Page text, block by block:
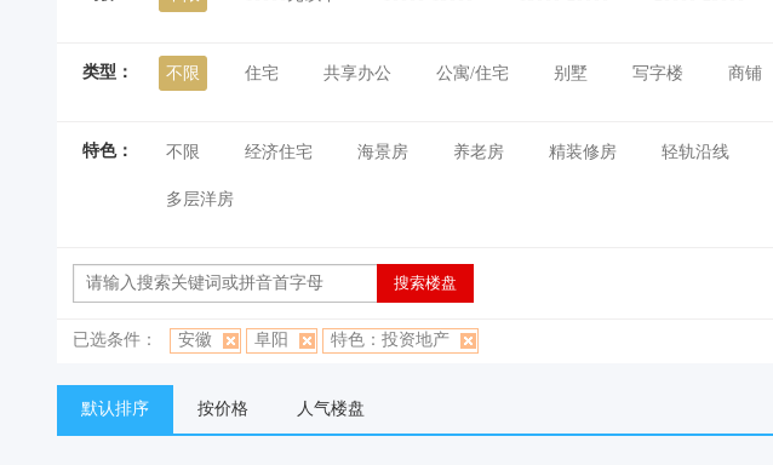
类型： 不限 住宅 共享办公 公寓/住宅 别墅 写字楼 商铺
特色： 不限 经济住宅 海景房 养老房 精装修房 轻轨沿线
多层洋房
已选条件： 安徽 阜阳 特色：投资地产
默认排序 按价格 人气楼盘